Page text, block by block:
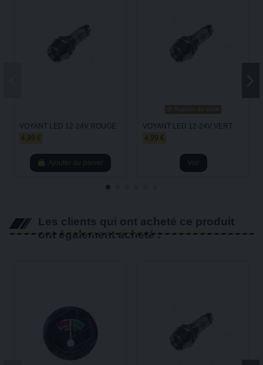
VOYANT LED 12-24V ROUGE
4,99 €
Ajouter au panier
VOYANT LED 12-24V VERT
4,99 €
Voir
Les clients qui ont acheté ce produit
ont également acheté :